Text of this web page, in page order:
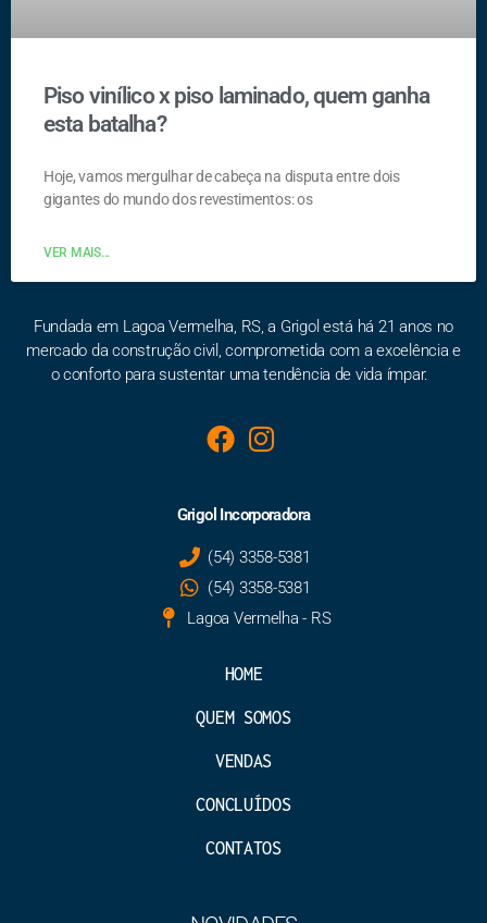
Piso vinílico x piso laminado, quem ganha
esta batalha?
Hoje, vamos mergulhar de cabeça na disputa entre dois
gigantes do mundo dos revestimentos: os
VER MAIS...
Fundada em Lagoa Vermelha, RS, a Grigol está há 21 anos no
mercado da construção civil, comprometida com a excelência e
o conforto para sustentar uma tendência de vida ímpar.
Grigol Incorporadora
(54) 3358-5381
(54) 3358-5381
Lagoa Vermelha - RS
HOME
QUEM SOMOS
VENDAS
CONCLUÍDOS
CONTATOS